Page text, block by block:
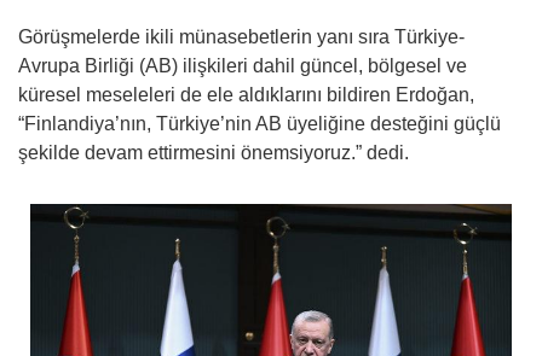
Görüşmelerde ikili münasebetlerin yanı sıra Türkiye-
Avrupa Birliği (AB) ilişkileri dahil güncel, bölgesel ve
küresel meseleleri de ele aldıklarını bildiren Erdoğan,
“Finlandiya’nın, Türkiye’nin AB üyeliğine desteğini güçlü
şekilde devam ettirmesini önemsiyoruz.” dedi.